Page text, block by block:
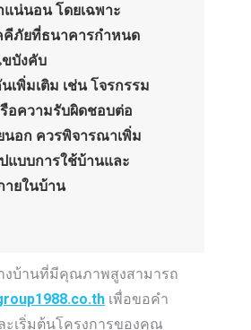
แน่นอน โดยเฉพาะ
คีภัยที่ธนาคารกำหนด
ขบังคับ
เพิ่มเติม เช่น โจรกรรม
อความรับผิดชอบต่อ
อก ควรพิจารณาเพิ่ม
แบบการใช้บ้านและ
ยในบ้าน
งบ้านที่มีคุณภาพสูงสามารถ
เพื่อขอคำ
ะเริ่มต้นโครงการของคุณ